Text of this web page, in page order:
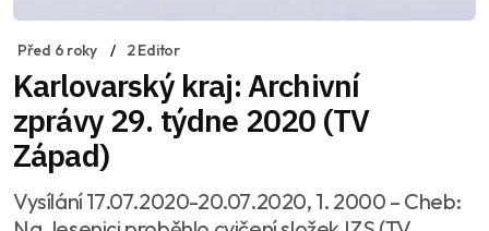
Před 6 roky 2 Editor
Karlovarský kraj: Archivní
zprávy 29. týdne 2020 (TV
Západ)
Vysílání 17.07.2020-20.07.2020, 1. 2000 – Cheb: